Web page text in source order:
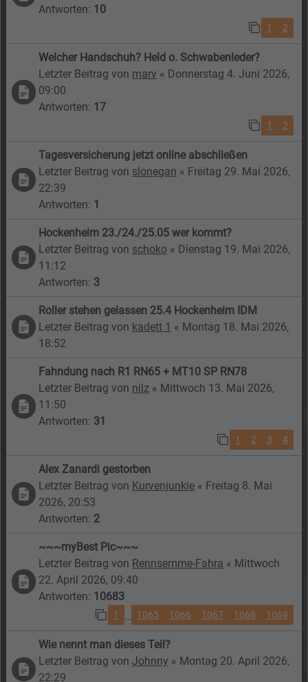
Antworten: 10
1 2
Welcher Handschuh? Held o. Schwabenleder?
Letzter Beitrag von marv « Donnerstag 4. Juni 2026,
09:00
Antworten: 17
1 2
Tagesversicherung jetzt online abschließen
Letzter Beitrag von slonegan « Freitag 29. Mai 2026,
22:39
Antworten: 1
Hockenheim 23./24./25.05 wer kommt?
Letzter Beitrag von schoko « Dienstag 19. Mai 2026,
11:12
Antworten: 3
Roller stehen gelassen 25.4 Hockenheim IDM
Letzter Beitrag von kadett 1 « Montag 18. Mai 2026,
18:52
Fahndung nach R1 RN65 + MT10 SP RN78
Letzter Beitrag von nilz « Mittwoch 13. Mai 2026,
11:50
Antworten: 31
1 2 3 4
Alex Zanardi gestorben
Letzter Beitrag von Kurvenjunkie « Freitag 8. Mai
2026, 20:53
Antworten: 2
~~~myBest Pic~~~
Letzter Beitrag von Rennsemme-Fahra « Mittwoch
22. April 2026, 09:40
Antworten: 10683
1 … 1065 1066 1067 1068 1069
Wie nennt man dieses Teil?
Letzter Beitrag vonJohnny « Montag 20. April 2026,
22:29